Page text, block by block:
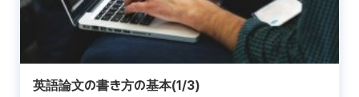
英語論文の書き方の基本(1/3)